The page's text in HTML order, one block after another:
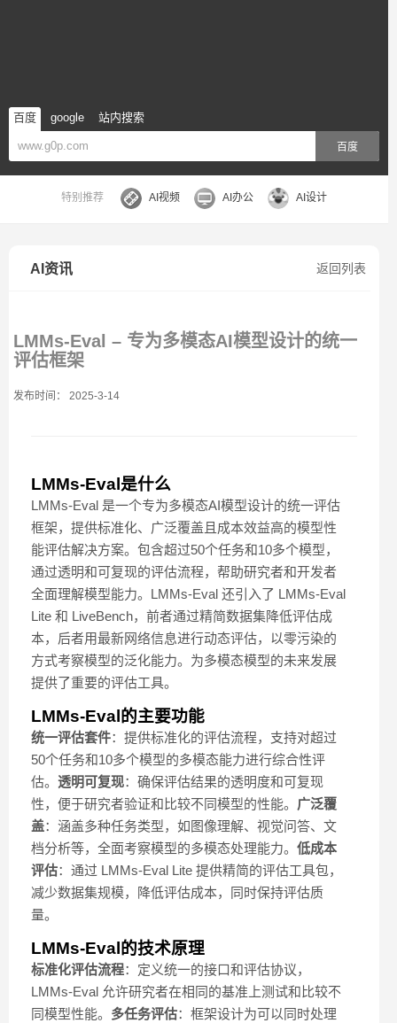
百度 google 站内搜索
百度
特别推荐 AI视频 AI办公 AI设计
返回列表
AI资讯
LMMs-Eval – 专为多模态AI模型设计的统一
评估框架
发布时间： 2025-3-14
LMMs-Eval是什么
LMMs-Eval 是一个专为多模态AI模型设计的统一评估
框架，提供标准化、广泛覆盖且成本效益高的模型性
能评估解决方案。包含超过50个任务和10多个模型，
通过透明和可复现的评估流程，帮助研究者和开发者
全面理解模型能力。LMMs-Eval 还引入了 LMMs-Eval
Lite 和 LiveBench，前者通过精简数据集降低评估成
本，后者用最新网络信息进行动态评估，以零污染的
方式考察模型的泛化能力。为多模态模型的未来发展
提供了重要的评估工具。
LMMs-Eval的主要功能
统一评估套件：提供标准化的评估流程，支持对超过
50个任务和10多个模型的多模态能力进行综合性评
估。 透明可复现：确保评估结果的透明度和可复现
性，便于研究者验证和比较不同模型的性能。 广泛覆
盖：涵盖多种任务类型，如图像理解、视觉问答、文
档分析等，全面考察模型的多模态处理能力。 低成本
评估：通过 LMMs-Eval Lite 提供精简的评估工具包，
减少数据集规模，降低评估成本，同时保持评估质
量。
LMMs-Eval的技术原理
标准化评估流程：定义统一的接口和评估协议，
LMMs-Eval 允许研究者在相同的基准上测试和比较不
同模型性能。 多任务评估：框架设计为可以同时处理